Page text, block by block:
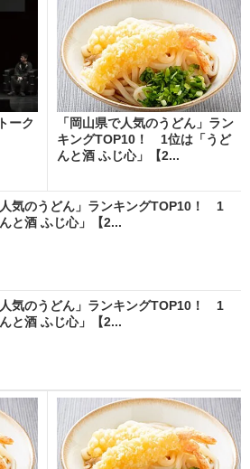
ーク
「岡山県で人気のうどん」ラン
キングTOP10！ 1位は「うど
んと酒 ふじ心」【2...
人気のうどん」ランキングTOP10！ 1
と酒 ふじ心」【2...
人気のうどん」ランキングTOP10！ 1
と酒 ふじ心」【2...